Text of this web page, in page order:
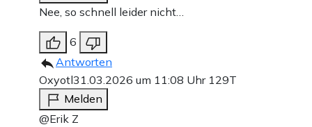
Nee, so schnell leider nicht…
6
Antworten
Oxyotl31.03.2026 um 11:08 Uhr 129T
Melden
@Erik Z